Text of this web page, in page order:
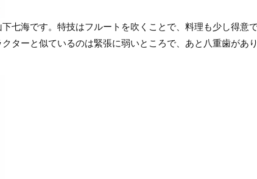
七海です。特技はフルートを吹くことで、料理も少し得意
ターと似ているのは緊張に弱いところで、あと八重歯があり